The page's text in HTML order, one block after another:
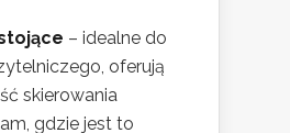
– idealne do
oferują
skierowania
gdzie jest to